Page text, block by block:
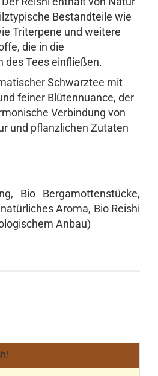
Bestandteile wie
Triterpene und weitere
die in die
des Tees einfließen.
Schwarztee mit
feiner Blütennuance, der
Verbindung von
und pflanzlichen Zutaten
Bio Bergamottenstücke,
Aroma, Bio Reishi
Anbau)